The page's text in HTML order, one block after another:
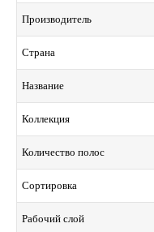
Производитель
Страна
Название
Коллекция
Количество полос
Сортировка
Рабочий слой